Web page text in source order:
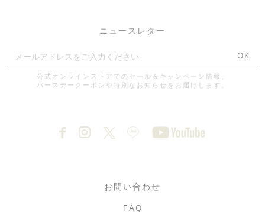
お問い合わせ
FAQ
ニュースレター
OK
公式オンラインストアでのセール＆キャンペーン情報、
バースデークーポンや特別なお知らせをお届けします。